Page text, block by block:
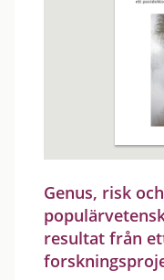
Genus, risk
resultat från